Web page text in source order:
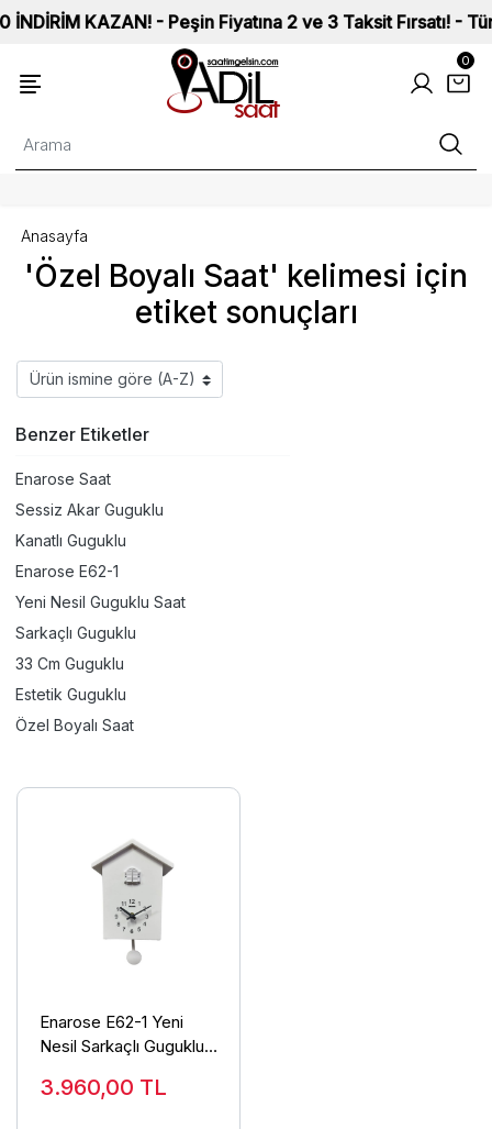
KAZAN! - Peşin Fiyatına 2 ve 3 Taksit Fırsatı! -
0
'Özel Boyalı Saat' kelimesi için
etiket sonuçları
Anasayfa
Benzer Etiketler
Enarose Saat
Sessiz Akar Guguklu
Kanatlı Guguklu
Enarose E62-1
Yeni Nesil Guguklu Saat
Sarkaçlı Guguklu
33 Cm Guguklu
Estetik Guguklu
Özel Boyalı Saat
Enarose E62-1 Yeni
Nesil Sarkaçlı Guguklu
3.960,00 TL